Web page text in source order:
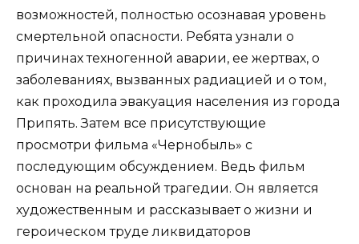
возможностей, полностью осознавая уровень
смертельной опасности. Ребята узнали о
причинах техногенной аварии, ее жертвах, о
заболеваниях, вызванных радиацией и о том,
как проходила эвакуация населения из города
Припять. Затем все присутствующие
просмотри фильма «Чернобыль» с
последующим обсуждением. Ведь фильм
основан на реальной трагедии. Он является
художественным и рассказывает о жизни и
героическом труде ликвидаторов